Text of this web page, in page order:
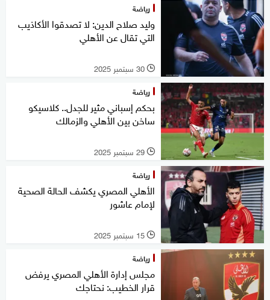
رياضة
وليد صلاح الدين: لا تصدقوا الأكاذيب
التي تقال عن الأهلي
l 30 سبتمبر 2025
رياضة
بحكم إسباني مثير للجدل.. كلاسيكو
ساخن بين الأهلي والزمالك
l 29 سبتمبر 2025
رياضة
الأهلي المصري يكشف الحالة الصحية
لإمام عاشور
l 15 سبتمبر 2025
رياضة
مجلس إدارة الأهلي المصري يرفض
قرار الخطيب: نحتاجك